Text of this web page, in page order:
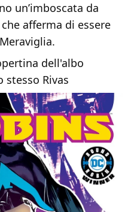
un’imboscata da
afferma di essere
dell'albo
Rivas